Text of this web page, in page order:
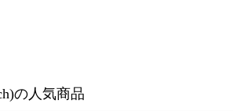
の人気商品